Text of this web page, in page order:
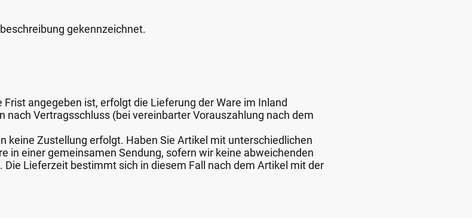
gekennzeichnet.
angegeben ist, erfolgt die Lieferung der Ware im Inland
nach Vertragsschluss (bei vereinbarter Vorauszahlung nach dem
keine Zustellung erfolgt. Haben Sie Artikel mit unterschiedlichen
in einer gemeinsamen Sendung, sofern wir keine abweichenden
Lieferzeit bestimmt sich in diesem Fall nach dem Artikel mit der